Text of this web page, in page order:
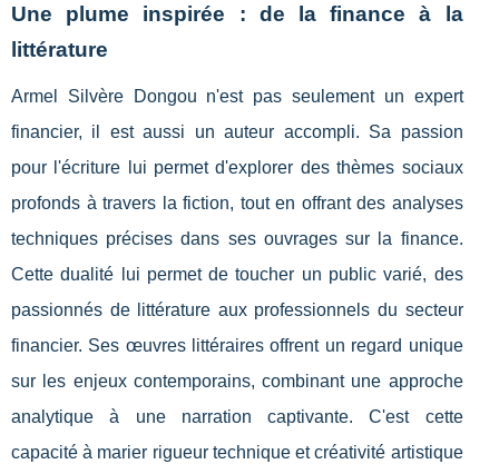
Une plume inspirée : de la finance à la
littérature
Armel Silvère Dongou n'est pas seulement un expert
financier, il est aussi un auteur accompli. Sa passion
pour l'écriture lui permet d'explorer des thèmes sociaux
profonds à travers la fiction, tout en offrant des analyses
techniques précises dans ses ouvrages sur la finance.
Cette dualité lui permet de toucher un public varié, des
passionnés de littérature aux professionnels du secteur
financier. Ses œuvres littéraires offrent un regard unique
sur les enjeux contemporains, combinant une approche
analytique à une narration captivante. C'est cette
capacité à marier rigueur technique et créativité artistique